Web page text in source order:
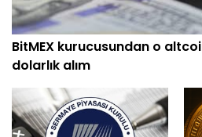
BitMEX kurucusundan o
dolarlık alım